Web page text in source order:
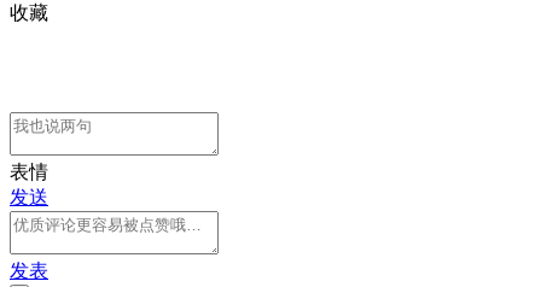
收藏
表情
发送
发表